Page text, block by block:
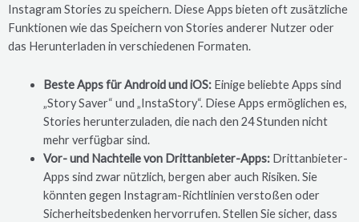
Instagram Stories zu speichern. Diese Apps bieten oft zusätzliche
Funktionen wie das Speichern von Stories anderer Nutzer oder
das Herunterladen in verschiedenen Formaten.
Beste Apps für Android und iOS:Einige beliebte Apps sind
„Story Saver“ und „InstaStory“. Diese Apps ermöglichen es,
Stories herunterzuladen, die nach den 24 Stunden nicht
mehr verfügbar sind.
Vor- und Nachteile von Drittanbieter-Apps:Drittanbieter-
Apps sind zwar nützlich, bergen aber auch Risiken. Sie
könnten gegen Instagram-Richtlinien verstoßen oder
Sicherheitsbedenken hervorrufen. Stellen Sie sicher, dass